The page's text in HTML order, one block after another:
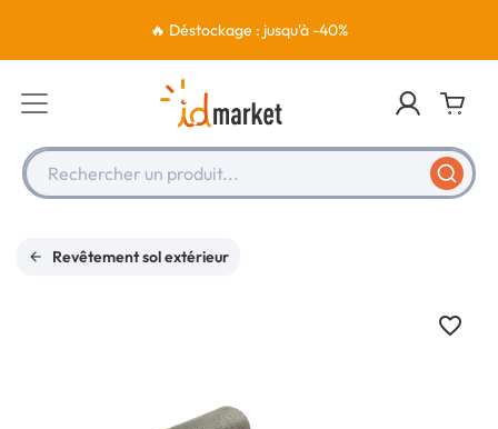
🔥 Déstockage : jusqu'à -40%
Rechercher un produit...
Revêtement sol extérieur
favorite_border